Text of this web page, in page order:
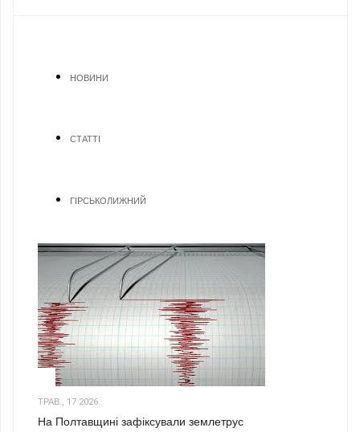
НОВИНИ
СТАТТІ
ГІРСЬКОЛИЖНИЙ
ТРАВ., 17 2026
На Полтавщині зафіксували землетрус